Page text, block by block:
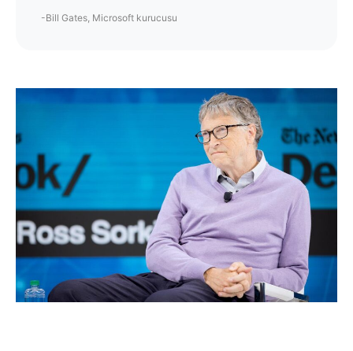
-Bill Gates, Microsoft kurucusu